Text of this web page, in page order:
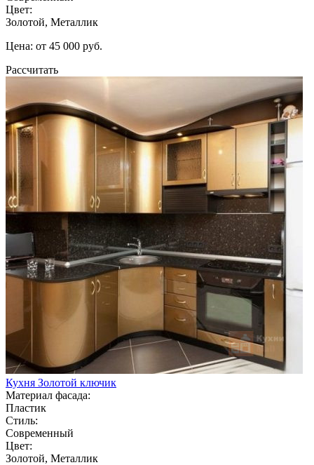
Цвет:
Золотой, Металлик
Цена: от 45 000 руб.
Рассчитать
Кухня Золотой ключик
Материал фасада:
Пластик
Стиль:
Современный
Цвет:
Золотой, Металлик